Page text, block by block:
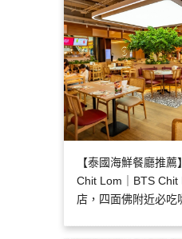
【泰國海鮮餐廳推
Chit Lom｜BTS
店，四面佛附近必吃